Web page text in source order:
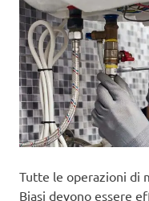
Tutte le operazioni di
Biasi devono essere